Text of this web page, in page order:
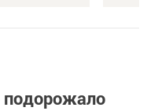
подорожало